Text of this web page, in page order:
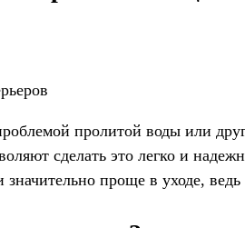
пролитой воды или
сделать это легко и
проще в уходе,